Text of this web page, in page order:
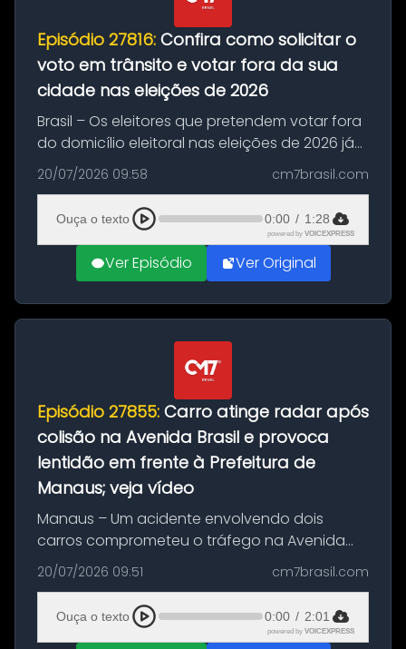
Episódio 27816: Confira como solicitar o
voto em trânsito e votar fora da sua
cidade nas eleições de 2026
Brasil – Os eleitores que pretendem votar fora
do domicílio eleitoral nas eleições de 2026 já
podem solicitar o voto em trânsito a partir
desta segunda-feira (20). O pedido pode ser
feito até 20 de ag...
20/07/2026 09:58 cm7brasil.com
Ouça o texto 0:00 / 1:28
powered by VOICEXPRESS
Ver Episódio Ver Original
Episódio 27855: Carro atinge radar após
colisão na Avenida Brasil e provoca
lentidão em frente à Prefeitura de
Manaus; veja vídeo
Manaus – Um acidente envolvendo dois
carros comprometeu o tráfego na Avenida
Brasil durante a manhã desta segunda-feira
(20), em frente ao complexo da Prefeitura de
Manaus, na Zona Oeste. A batida ter...
20/07/2026 09:51 cm7brasil.com
Ouça o texto 0:00 / 2:01
powered by VOICEXPRESS